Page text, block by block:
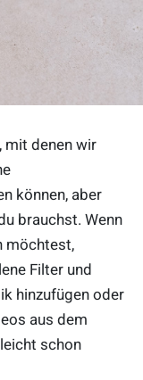
mit denen wir
können, aber
brauchst. Wenn
möchtest,
Filter und
hinzufügen oder
aus dem
schon